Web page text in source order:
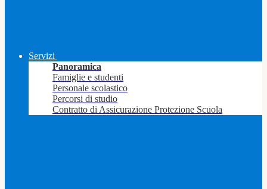
Servizi
Panoramica
Famiglie e studenti
Personale scolastico
Percorsi di studio
Contratto di Assicurazione Protezione Scuola